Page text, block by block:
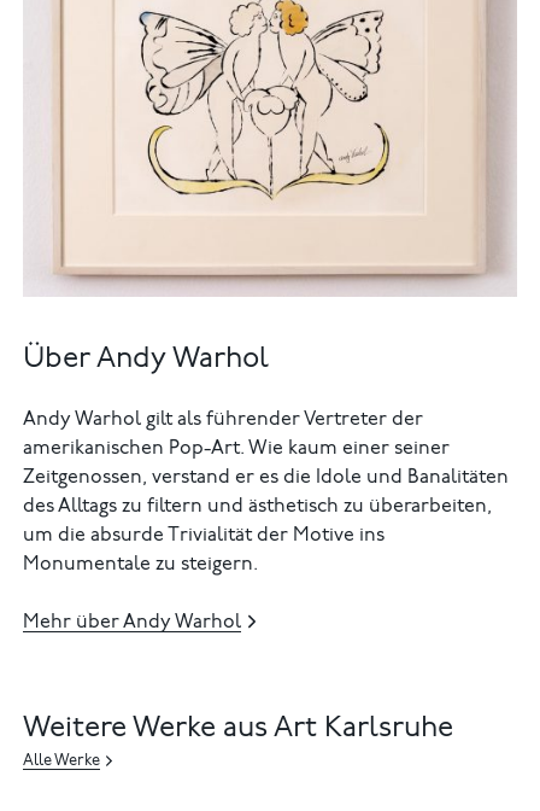
Über Andy Warhol
Andy Warhol gilt als führender Vertreter der
amerikanischen Pop-Art. Wie kaum einer seiner
Zeitgenossen, verstand er es die Idole und Banalitäten
des Alltags zu filtern und ästhetisch zu überarbeiten,
um die absurde Trivialität der Motive ins
Monumentale zu steigern.
Mehr über Andy Warhol
Weitere Werke aus Art Karlsruhe
Alle Werke